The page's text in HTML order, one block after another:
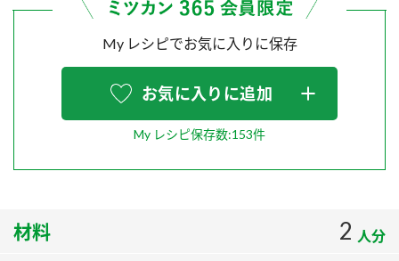
炊き込みご飯の素 米飯用調味液
PIN印
スペシャルサイト
納豆の豆知識
ZENB initiative
MIM（ミツカンミュージアム）
販売終了製品のご案内
よくあるご質問
My レシピでお気に入りに保存
お気に入りに追加
My レシピ保存数:153件
材料 2 人分